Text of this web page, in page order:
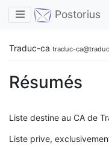
Toggle navigation
Postorius
Traduc-ca traduc-
Résumés
Liste destine au CA de
Liste prive,